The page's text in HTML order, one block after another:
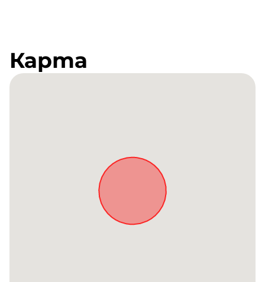
Карта